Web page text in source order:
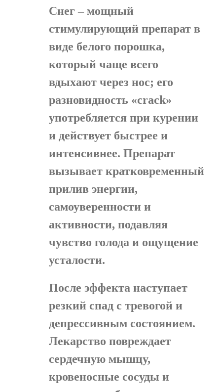
Снег – мощный
стимулирующий препарат в
виде белого порошка,
который чаще всего
вдыхают через нос; его
разновидность «crack»
употребляется при курении
и действует быстрее и
интенсивнее. Препарат
вызывает кратковременный
прилив энергии,
самоуверенности и
активности, подавляя
чувство голода и ощущение
усталости.
После эффекта наступает
резкий спад с тревогой и
депрессивным состоянием.
Лекарство повреждает
сердечную мышцу,
кровеносные сосуды и